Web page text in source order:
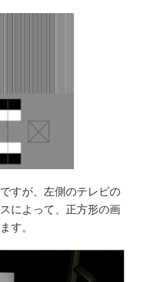
すが、左側のテレビの
によって、正方形の画
す。